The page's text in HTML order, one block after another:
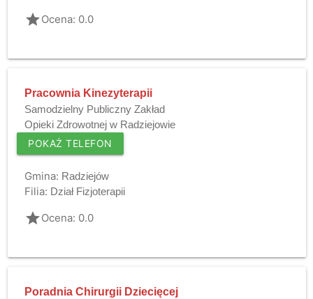
gradeOcena: 0.0
Pracownia Kinezyterapii
Samodzielny Publiczny Zakład
Opieki Zdrowotnej w Radziejowie
POKAŻ TELEFON
Gmina: Radziejów
Filia: Dział Fizjoterapii
gradeOcena: 0.0
Poradnia Chirurgii Dziecięcej